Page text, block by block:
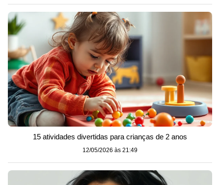
15 atividades divertidas para crianças de 2 anos
12/05/2026 às 21:49